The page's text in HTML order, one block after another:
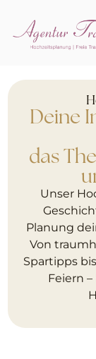
Deine
das
Unser
Planung
Von
Spartipps
Feiern